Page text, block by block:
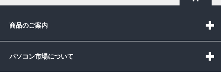
商品のご案内
パソコン市場について